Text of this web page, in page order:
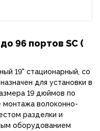
96 портов SC (
19" стационарный, со
для установки в
19 дюймов по
монтажа волоконно-
разделки и
оборудованием